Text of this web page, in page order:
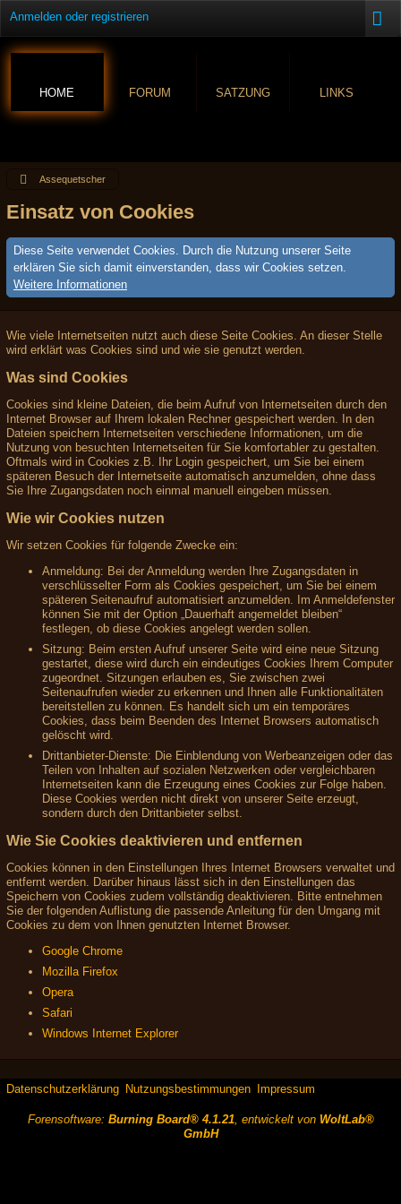
Anmelden oder registrieren
HOME FORUM SATZUNG LINKS
Assequetscher
Einsatz von Cookies
Diese Seite verwendet Cookies. Durch die Nutzung unserer Seite
erklären Sie sich damit einverstanden, dass wir Cookies setzen.
Weitere Informationen
Wie viele Internetseiten nutzt auch diese Seite Cookies. An dieser Stelle
wird erklärt was Cookies sind und wie sie genutzt werden.
Was sind Cookies
Cookies sind kleine Dateien, die beim Aufruf von Internetseiten durch den
Internet Browser auf Ihrem lokalen Rechner gespeichert werden. In den
Dateien speichern Internetseiten verschiedene Informationen, um die
Nutzung von besuchten Internetseiten für Sie komfortabler zu gestalten.
Oftmals wird in Cookies z.B. Ihr Login gespeichert, um Sie bei einem
späteren Besuch der Internetseite automatisch anzumelden, ohne dass
Sie Ihre Zugangsdaten noch einmal manuell eingeben müssen.
Wie wir Cookies nutzen
Wir setzen Cookies für folgende Zwecke ein:
Anmeldung: Bei der Anmeldung werden Ihre Zugangsdaten in
verschlüsselter Form als Cookies gespeichert, um Sie bei einem
späteren Seitenaufruf automatisiert anzumelden. Im Anmeldefenster
können Sie mit der Option „Dauerhaft angemeldet bleiben“
festlegen, ob diese Cookies angelegt werden sollen.
Sitzung: Beim ersten Aufruf unserer Seite wird eine neue Sitzung
gestartet, diese wird durch ein eindeutiges Cookies Ihrem Computer
zugeordnet. Sitzungen erlauben es, Sie zwischen zwei
Seitenaufrufen wieder zu erkennen und Ihnen alle Funktionalitäten
bereitstellen zu können. Es handelt sich um ein temporäres
Cookies, dass beim Beenden des Internet Browsers automatisch
gelöscht wird.
Drittanbieter-Dienste: Die Einblendung von Werbeanzeigen oder das
Teilen von Inhalten auf sozialen Netzwerken oder vergleichbaren
Internetseiten kann die Erzeugung eines Cookies zur Folge haben.
Diese Cookies werden nicht direkt von unserer Seite erzeugt,
sondern durch den Drittanbieter selbst.
Wie Sie Cookies deaktivieren und entfernen
Cookies können in den Einstellungen Ihres Internet Browsers verwaltet und
entfernt werden. Darüber hinaus lässt sich in den Einstellungen das
Speichern von Cookies zudem vollständig deaktivieren. Bitte entnehmen
Sie der folgenden Auflistung die passende Anleitung für den Umgang mit
Cookies zu dem von Ihnen genutzten Internet Browser.
Google Chrome
Mozilla Firefox
Opera
Safari
Windows Internet Explorer
Datenschutzerklärung Nutzungsbestimmungen Impressum
Forensoftware: Burning Board® 4.1.21, entwickelt von WoltLab®
GmbH